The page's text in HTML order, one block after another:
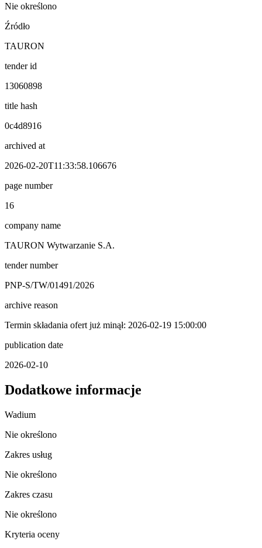
Nie określono
Źródło
TAURON
tender id
13060898
title hash
0c4d8916
archived at
2026-02-20T11:33:58.106676
page number
16
company name
TAURON Wytwarzanie S.A.
tender number
PNP-S/TW/01491/2026
archive reason
Termin składania ofert już minął: 2026-02-19 15:00:00
publication date
2026-02-10
Dodatkowe informacje
Wadium
Nie określono
Zakres usług
Nie określono
Zakres czasu
Nie określono
Kryteria oceny